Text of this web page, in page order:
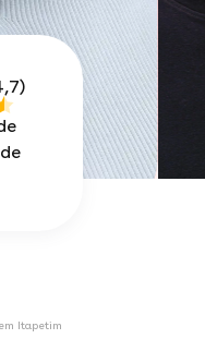
Itapetim